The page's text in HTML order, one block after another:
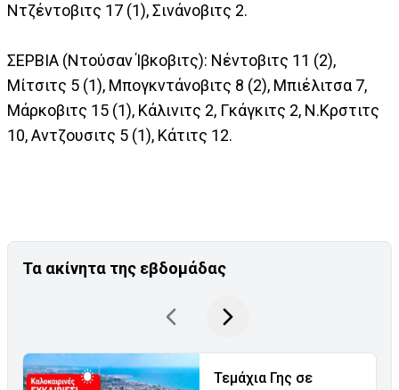
Ντζέντοβιτς 17 (1), Σινάνοβιτς 2.
ΣΕΡΒΙΑ (Ντούσαν Ίβκοβιτς): Νέντοβιτς 11 (2),
Μίτσιτς 5 (1), Μπογκντάνοβιτς 8 (2), Μπιέλιτσα 7,
Μάρκοβιτς 15 (1), Κάλινιτς 2, Γκάγκιτς 2, Ν.Κρστιτς
10, Αντζουσιτς 5 (1), Κάτιτς 12.
Τα ακίνητα της εβδομάδας
Τεμάχια Γης σε